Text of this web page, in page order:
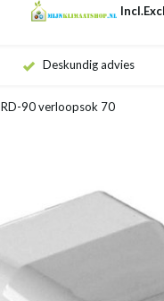
Incl.
Deskundig advies
RD-90 verloopsok 70